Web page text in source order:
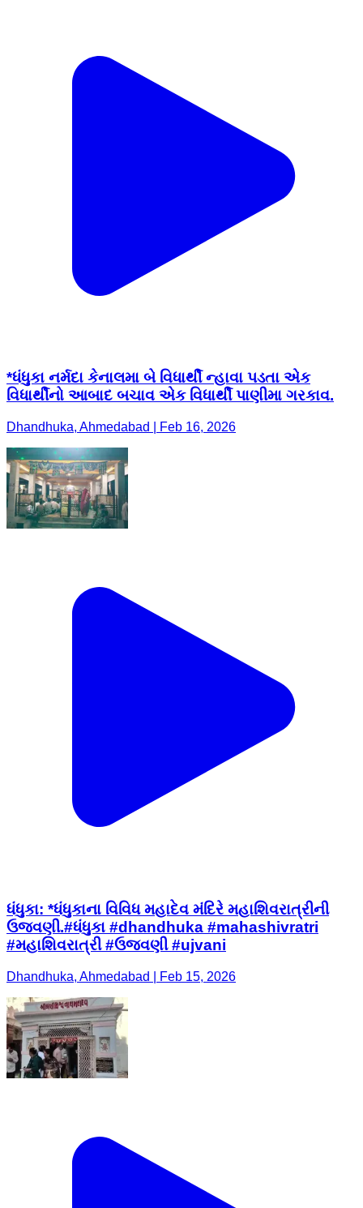
*ધંધુકા નર્મદા કેનાલમા બે વિધાર્થી ન્હાવા પડતા એક
વિધાર્થીનો આબાદ બચાવ એક વિધાર્થી પાણીમા ગરકાવ.
Dhandhuka, Ahmedabad | Feb 16, 2026
ધંધુકા: *ધંધુકાના વિવિધ મહાદેવ મંદિરે મહાશિવરાત્રીની
ઉજવણી.#ધંધુકા #dhandhuka #mahashivratri
#મહાશિવરાત્રી #ઉજવણી #ujvani
Dhandhuka, Ahmedabad | Feb 15, 2026